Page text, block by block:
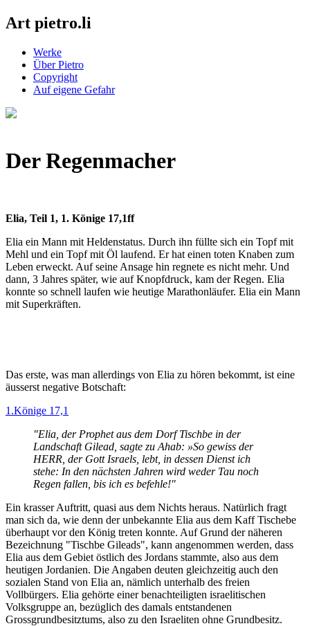
Art pietro.li
Werke
Über Pietro
Copyright
Auf eigene Gefahr
Der Regenmacher
Elia, Teil 1, 1. Könige 17,1ff
Elia ein Mann mit Heldenstatus. Durch ihn füllte sich ein Topf mit
Mehl und ein Topf mit Öl laufend. Er hat einen toten Knaben zum
Leben erweckt. Auf seine Ansage hin regnete es nicht mehr. Und
dann, 3 Jahres später, wie auf Knopfdruck, kam der Regen. Elia
konnte so schnell laufen wie heutige Marathonläufer. Elia ein Mann
mit Superkräften.
Das erste, was man allerdings von Elia zu hören bekommt, ist eine
äusserst negative Botschaft:
1.Könige 17,1
"Elia, der Prophet aus dem Dorf Tischbe in der
Landschaft Gilead, sagte zu Ahab: »So gewiss der
HERR, der Gott Israels, lebt, in dessen Dienst ich
stehe: In den nächsten Jahren wird weder Tau noch
Regen fallen, bis ich es befehle!"
Ein krasser Auftritt, quasi aus dem Nichts heraus. Natürlich fragt
man sich da, wie denn der unbekannte Elia aus dem Kaff Tischebe
überhaupt vor den König treten konnte. Auf Grund der näheren
Bezeichnung "Tischbe Gileads", kann angenommen werden, dass
Elia aus dem Gebiet östlich des Jordans stammte, also aus dem
heutigen Jordanien. Die Angaben deuten gleichzeitig auch den
sozialen Stand von Elia an, nämlich unterhalb des freien
Vollbürgers. Elia gehörte einer benachteiligten israelitischen
Volksgruppe an, bezüglich des damals entstandenen
Grossgrundbesitztums, also zu den Israeliten ohne Grundbesitz.